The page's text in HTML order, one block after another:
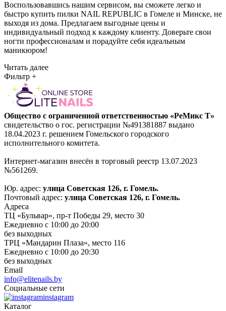
Воспользовавшись нашим сервисом, вы сможете легко и
быстро купить пилки NAIL REPUBLIC в Гомеле и Минске, не
выходя из дома. Предлагаем выгодные цены и
индивидуальный подход к каждому клиенту. Доверьте свои
ногти профессионалам и порадуйте себя идеальным
маникюром!
Читать далее
Фильтр +
Общество с ограниченной ответственностью «РеМикс Т»
свидетельство о гос. регистрации №491381887 выдано
18.04.2023 г. решением Гомельского городского
исполнительного комитета.
Интернет-магазин внесён в торговый реестр 13.07.2023
№561269.
Юр. адрес: улица Советская 126, г. Гомель.
Почтовый адрес: улица Советская 126, г. Гомель.
Адреса
ТЦ «Бульвар», пр-т Победы 29, место 30
Ежедневно с 10:00 до 20:00
без выходных
ТРЦ «Мандарин Плаза», место 116
Ежедневно с 10:00 до 20:30
без выходных
Email
info@elitenails.by
Социальные сети
instagram
Каталог